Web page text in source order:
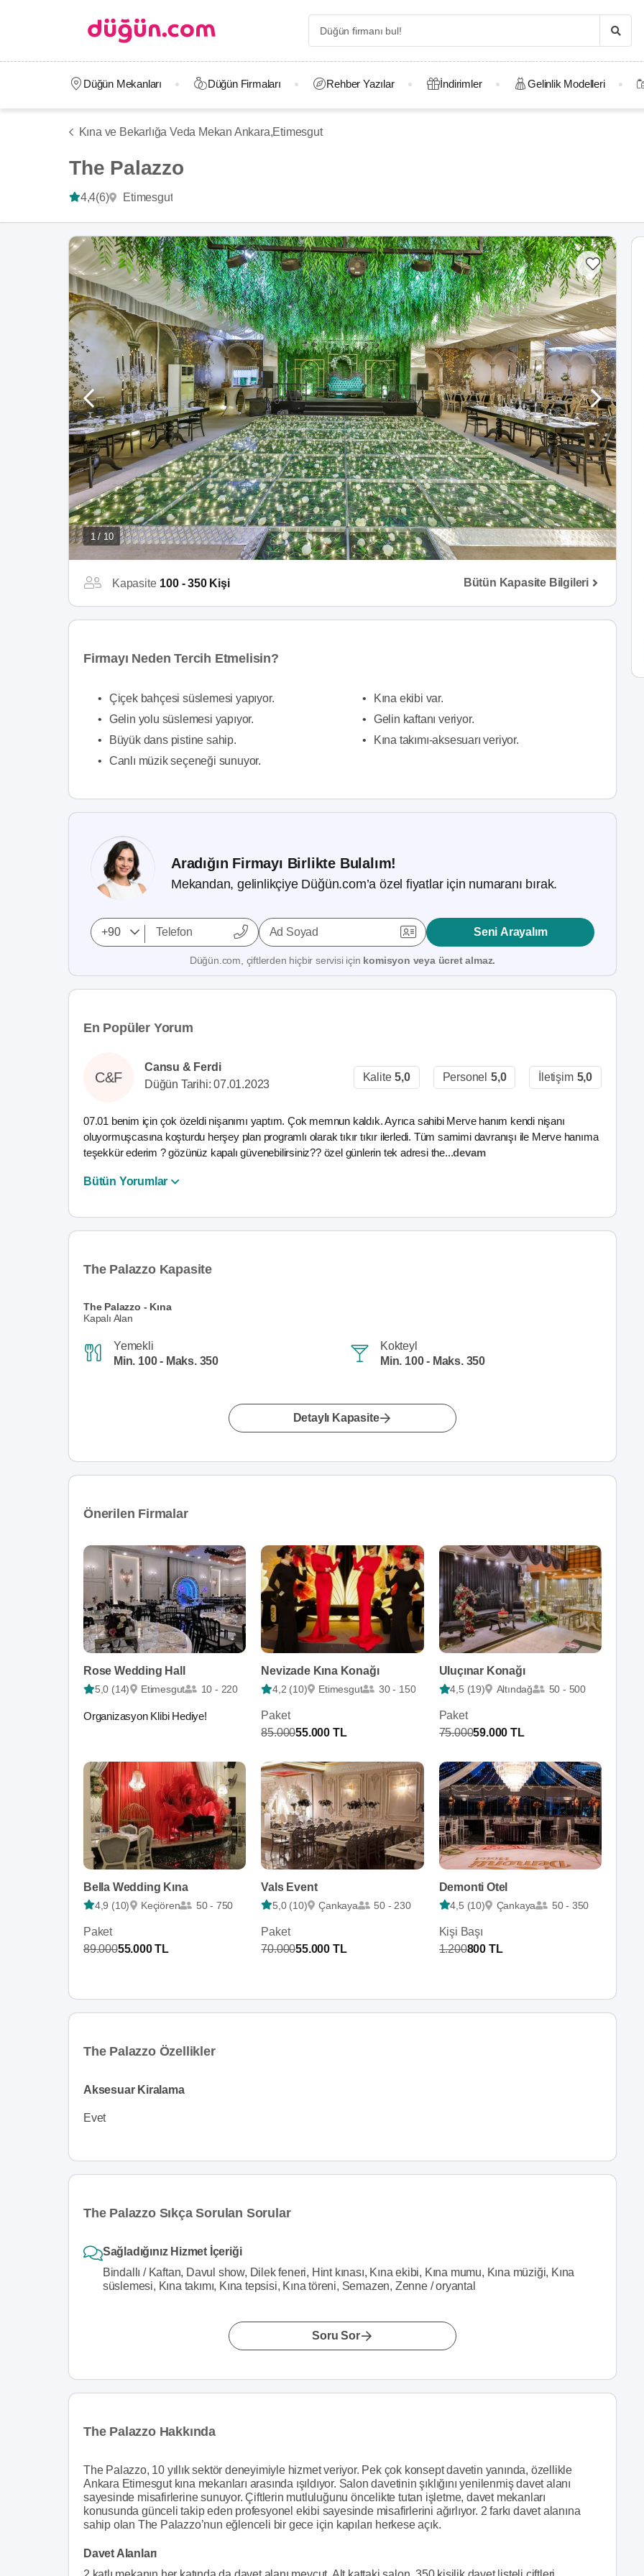
Düğün Mekanları Düğün Firmaları Rehber Yazılar İndirimler Gelinlik Modelleri
Kına ve Bekarlığa Veda Mekan Ankara,Etimesgut
The Palazzo
4,4(6) Etimesgut
1 / 10
Kapasite 100 - 350 Kişi Bütün Kapasite Bilgileri
Firmayı Neden Tercih Etmelisin?
•
Çiçek bahçesi süslemesi yapıyor.
•
Gelin yolu süslemesi yapıyor.
•
Büyük dans pistine sahip.
•
Canlı müzik seçeneği sunuyor.
•
Kına ekibi var.
•
Gelin kaftanı veriyor.
•
Kına takımı-aksesuarı veriyor.
Aradığın Firmayı Birlikte Bulalım!
Mekandan, gelinlikçiye Düğün.com’a özel fiyatlar için numaranı bırak.
Ad Soyad Seni Arayalım
Düğün.com, çiftlerden hiçbir servisi için komisyon veya ücret almaz.
En Popüler Yorum
C&F
Cansu & Ferdi
Düğün Tarihi: 07.01.2023
Kalite 5,0 Personel 5,0 İletişim 5,0
07.01 benim için çok özeldi nişanımı yaptım. Çok memnun kaldık. Ayrıca sahibi Merve hanım kendi nişanı
oluyormuşcasına koşturdu herşey plan programlı olarak tıkır tıkır ilerledi. Tüm samimi davranışı ile Merve hanıma
teşekkür ederim ? gözünüz kapalı güvenebilirsiniz?? özel günlerin tek adresi the...devam
Bütün Yorumlar
The Palazzo Kapasite
The Palazzo - Kına
Kapalı Alan
Yemekli
Min. 100 - Maks. 350
Kokteyl
Min. 100 - Maks. 350
Detaylı Kapasite
Önerilen Firmalar
Rose Wedding Hall
5,0 (14) Etimesgut 10 - 220
Organizasyon Klibi Hediye!
Nevizade Kına Konağı
4,2 (10) Etimesgut 30 - 150
Paket
85.00055.000 TL
Uluçınar Konağı
4,5 (19) Altındağ 50 - 500
Paket
75.00059.000 TL
Bella Wedding Kına
4,9 (10) Keçiören 50 - 750
Paket
89.00055.000 TL
Vals Event
5,0 (10) Çankaya 50 - 230
Paket
70.00055.000 TL
Demonti Otel
4,5 (10) Çankaya 50 - 350
Kişi Başı
1.200800 TL
The Palazzo Özellikler
Aksesuar Kiralama
Evet
The Palazzo Sıkça Sorulan Sorular
Sağladığınız Hizmet İçeriği
Bindallı / Kaftan, Davul show, Dilek feneri, Hint kınası, Kına ekibi, Kına mumu, Kına müziği, Kına
süslemesi, Kına takımı, Kına tepsisi, Kına töreni, Semazen, Zenne / oryantal
Soru Sor
The Palazzo Hakkında
The Palazzo, 10 yıllık sektör deneyimiyle hizmet veriyor. Pek çok konsept davetin yanında, özellikle
Ankara Etimesgut kına mekanları arasında ışıldıyor. Salon davetinin şıklığını yenilenmiş davet alanı
sayesinde misafirlerine sunuyor. Çiftlerin mutluluğunu öncelikte tutan işletme, davet mekanları
konusunda günceli takip eden profesyonel ekibi sayesinde misafirlerini ağırlıyor. 2 farkı davet alanına
sahip olan The Palazzo’nun eğlenceli bir gece için kapıları herkese açık.
Davet Alanları